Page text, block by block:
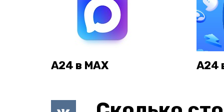
А24 в MAX А24